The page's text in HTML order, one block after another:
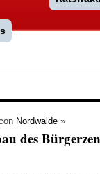
Nordwalde »
des